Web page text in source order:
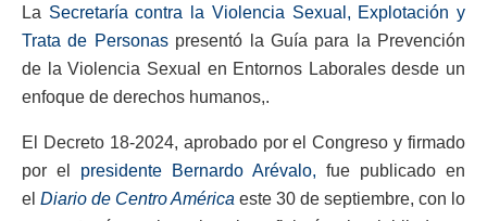
La Secretaría contra la Violencia Sexual, Explotación y
Trata de Personaspresentó la Guía para la Prevención
de la Violencia Sexual en Entornos Laborales desde un
enfoque de derechos humanos,.
El Decreto 18-2024, aprobado por el Congreso y firmado
por el presidente Bernardo Arévalo, fue publicado en
el Diario de Centro América este 30 de septiembre, con lo